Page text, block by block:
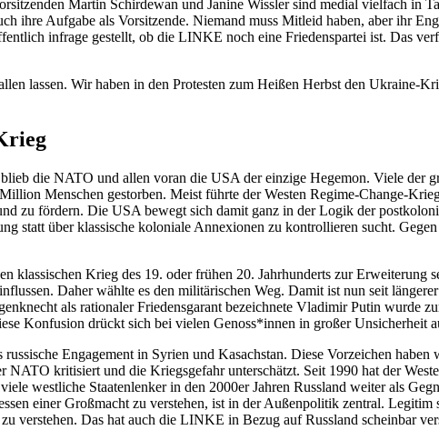
Martin Schirdewan und Janine Wissler sind medial vielfach in
ihre Aufgabe als Vorsitzende. Niemand muss Mitleid haben, aber ihr
infrage gestellt, ob die LINKE noch eine Friedenspartei ist. Das
lassen. Wir haben in den Protesten zum Heißen Herbst den Ukraine-
die NATO und allen voran die USA der einzige Hegemon. Viele
Menschen gestorben. Meist führte der Westen Regime-Change-
zu fördern. Die USA bewegt sich damit ganz in der Logik der
statt über klassische koloniale Annexionen zu kontrollieren sucht.
klassischen Krieg des 19. oder frühen 20. Jahrhunderts zur Erweiterung
Daher wählte es den militärischen Weg. Damit ist nun seit
als rationaler Friedensgarant bezeichnete Vladimir Putin wurde
Konfusion drückt sich bei vielen Genoss*innen in großer Unsicherheit
Engagement in Syrien und Kasachstan. Diese Vorzeichen
kritisiert und die Kriegsgefahr unterschätzt. Seit 1990 hat der
westliche Staatenlenker in den 2000er Jahren Russland weiter als
einer Großmacht zu verstehen, ist in der Außenpolitik zentral.
verstehen. Das hat auch die LINKE in Bezug auf Russland scheinbar